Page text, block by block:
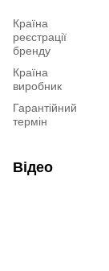
Країна
реєстрації
бренду
Країна
виробник
Гарантійний
термін
Відео